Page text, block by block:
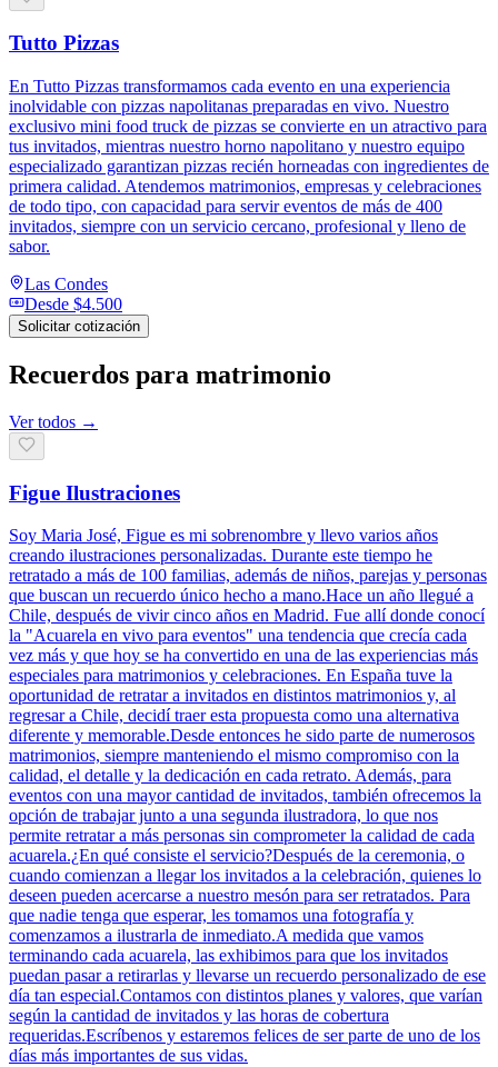
Tutto Pizzas
En Tutto Pizzas transformamos cada evento en una experiencia
inolvidable con pizzas napolitanas preparadas en vivo. Nuestro
exclusivo mini food truck de pizzas se convierte en un atractivo para
tus invitados, mientras nuestro horno napolitano y nuestro equipo
especializado garantizan pizzas recién horneadas con ingredientes de
primera calidad. Atendemos matrimonios, empresas y celebraciones
de todo tipo, con capacidad para servir eventos de más de 400
invitados, siempre con un servicio cercano, profesional y lleno de
sabor.
Las Condes
Desde $4.500
Solicitar cotización
Recuerdos para matrimonio
Ver todos →
Figue Ilustraciones
Soy Maria José, Figue es mi sobrenombre y llevo varios años
creando ilustraciones personalizadas. Durante este tiempo he
retratado a más de 100 familias, además de niños, parejas y personas
que buscan un recuerdo único hecho a mano.Hace un año llegué a
Chile, después de vivir cinco años en Madrid. Fue allí donde conocí
la "Acuarela en vivo para eventos" una tendencia que crecía cada
vez más y que hoy se ha convertido en una de las experiencias más
especiales para matrimonios y celebraciones. En España tuve la
oportunidad de retratar a invitados en distintos matrimonios y, al
regresar a Chile, decidí traer esta propuesta como una alternativa
diferente y memorable.Desde entonces he sido parte de numerosos
matrimonios, siempre manteniendo el mismo compromiso con la
calidad, el detalle y la dedicación en cada retrato. Además, para
eventos con una mayor cantidad de invitados, también ofrecemos la
opción de trabajar junto a una segunda ilustradora, lo que nos
permite retratar a más personas sin comprometer la calidad de cada
acuarela.¿En qué consiste el servicio?Después de la ceremonia, o
cuando comienzan a llegar los invitados a la celebración, quienes lo
deseen pueden acercarse a nuestro mesón para ser retratados. Para
que nadie tenga que esperar, les tomamos una fotografía y
comenzamos a ilustrarla de inmediato.A medida que vamos
terminando cada acuarela, las exhibimos para que los invitados
puedan pasar a retirarlas y llevarse un recuerdo personalizado de ese
día tan especial.Contamos con distintos planes y valores, que varían
según la cantidad de invitados y las horas de cobertura
requeridas.Escríbenos y estaremos felices de ser parte de uno de los
días más importantes de sus vidas.